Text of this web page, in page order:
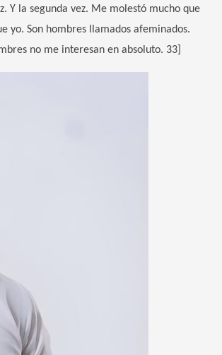
Y la segunda vez. Me molestó mucho que
yo. Son hombres llamados afeminados.
no me interesan en absoluto. 33]